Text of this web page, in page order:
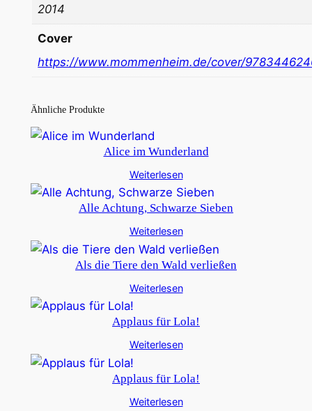
2014
Cover
https://www.mommenheim.de/cover/
Ähnliche Produkte
Alice im Wunderland
Weiterlesen
Alle Achtung, Schwarze Sieben
Weiterlesen
Als die Tiere den Wald verließen
Weiterlesen
Applaus für Lola!
Weiterlesen
Applaus für Lola!
Weiterlesen